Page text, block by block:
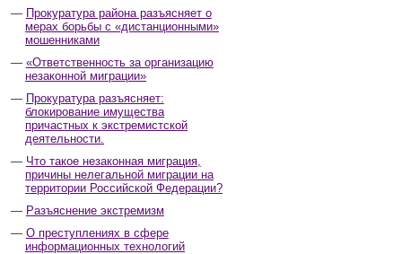
Прокуратура района разъясняет о
мерах борьбы с «дистанционными»
мошенниками
«Ответственность за организацию
незаконной миграции»
Прокуратура разъясняет:
блокирование имущества
причастных к экстремистской
деятельности.
Что такое незаконная миграция,
причины нелегальной миграции на
территории Российской Федерации?
Разъяснение экстремизм
О преступлениях в сфере
информационных технологий